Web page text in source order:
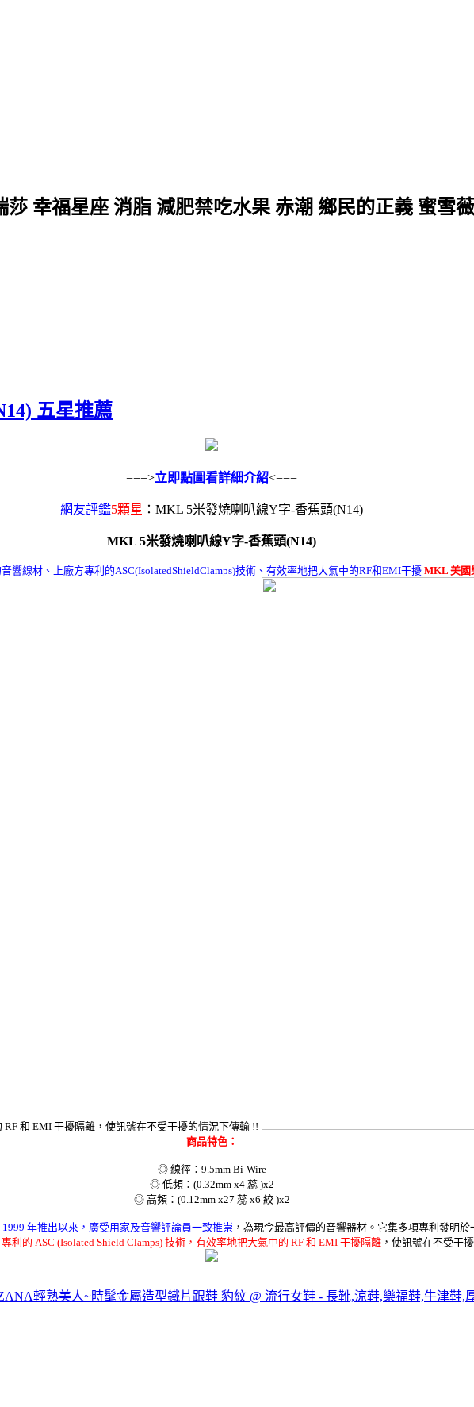
幸福星座 消脂 減肥禁吃水果 赤潮 鄉民的正義 蜜雪
五星推薦
===>立即點圖看詳細介紹<===
網友評鑑5顆星 ：MKL 5米發燒喇叭線Y字-香蕉頭(N14)
MKL 5米發燒喇叭線Y字-香蕉頭(N14)
響線材、上廠方專利的ASC(IsolatedShieldClamps)技術、有效率地把大氣中的RF和EMI干擾 MKL 美國
RF 和 EMI 干擾隔離，使訊號在不受干擾的情況下傳輸 !!
商品特色：
◎ 線徑：9.5mm Bi-Wire
◎ 低頻：(0.32mm x4 蕊 )x2
◎ 高頻：(0.12mm x27 蕊 x6 絞 )x2
1999 年推出以來，廣受用家及音響評論員一致推崇 ，為現今最高評價的音響器材。 它集多項專利發明
專利的 ASC (Isolated Shield Clamps) 技術，有效率地把大氣中的 RF 和 EMI 干擾隔離，使訊號在不受干
輕熟美人~時髦金屬造型鐵片跟鞋 豹紋 @ 流行女鞋 - 長靴,涼鞋,樂福鞋,牛津鞋,